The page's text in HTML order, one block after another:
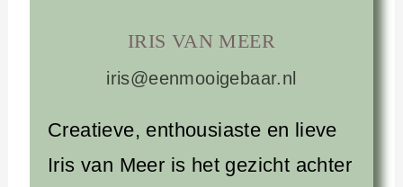
IRIS VAN MEER
iris@eenmooigebaar.nl
Creatieve, enthousiaste en lieve
Iris van Meer is het gezicht achter